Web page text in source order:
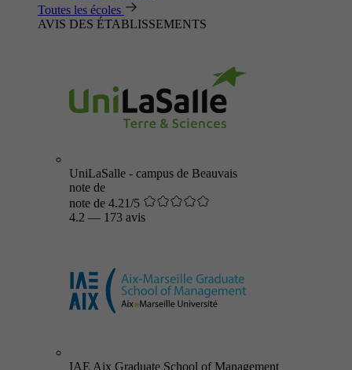
Toutes les écoles
AVIS DES ÉTABLISSEMENTS
UniLaSalle - campus de Beauvais
note de
note de 4.21/5
4.2 — 173 avis
IAE Aix Graduate School of Management